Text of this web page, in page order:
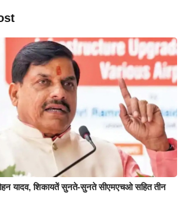
यादव, शिकायतें सुनते-सुनते सीएमएचओ सहित तीन